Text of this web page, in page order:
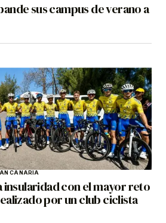
sus campus de verano a
CANARIA
insularidad con el mayor reto
por un club ciclista